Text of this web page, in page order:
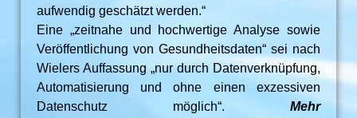
aufwendig geschätzt werden.“
Eine „zeitnahe und hochwertige Analyse sowie
Veröffentlichung von Gesundheitsdaten“ sei nach
Wielers Auffassung „nur durch Datenverknüpfung,
Automatisierung und ohne einen exzessiven
Datenschutz möglich“.Mehr